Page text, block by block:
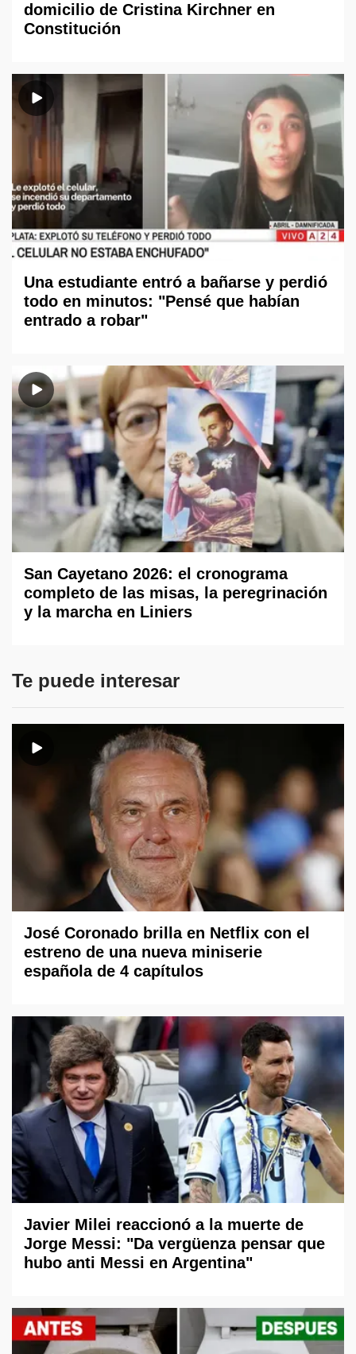
domicilio de Cristina Kirchner en
Constitución
Una estudiante entró a bañarse y perdió
todo en minutos: "Pensé que habían
entrado a robar"
San Cayetano 2026: el cronograma
completo de las misas, la peregrinación
y la marcha en Liniers
Te puede interesar
José Coronado brilla en Netflix con el
estreno de una nueva miniserie
española de 4 capítulos
Javier Milei reaccionó a la muerte de
Jorge Messi: "Da vergüenza pensar que
hubo anti Messi en Argentina"